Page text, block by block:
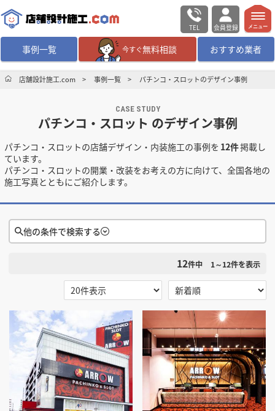
TEL 会員登録
事例一覧 今すぐ無料相談 おすすめ業者
無料相談 ログイン／会員登録
デザイン設計・施工 業者を探す
店舗・商業施設の施工事例を探す
マッチング案件一覧
店舗設計施工.comとは
掲載希望のデザイン設計・施工会社様へ
店舗開業・改装を ご検討中の方へ
メニュー
店舗設計施工.com 事例一覧 パチンコ・スロットのデザイン事例
CASE STUDY
パチンコ・スロット のデザイン事例
パチンコ・スロットの店舗デザイン・内装施工の事例を 12件掲載し
ています。
パチンコ・スロットの開業・改装をお考えの方に向けて、全国各地の
施工写真とともにご紹介します。
他の条件で検索する
検索条件をクリア
業種 選択する
パチンコ・スロット
設計・施工範囲 選択する
12件中 1～12件を表示